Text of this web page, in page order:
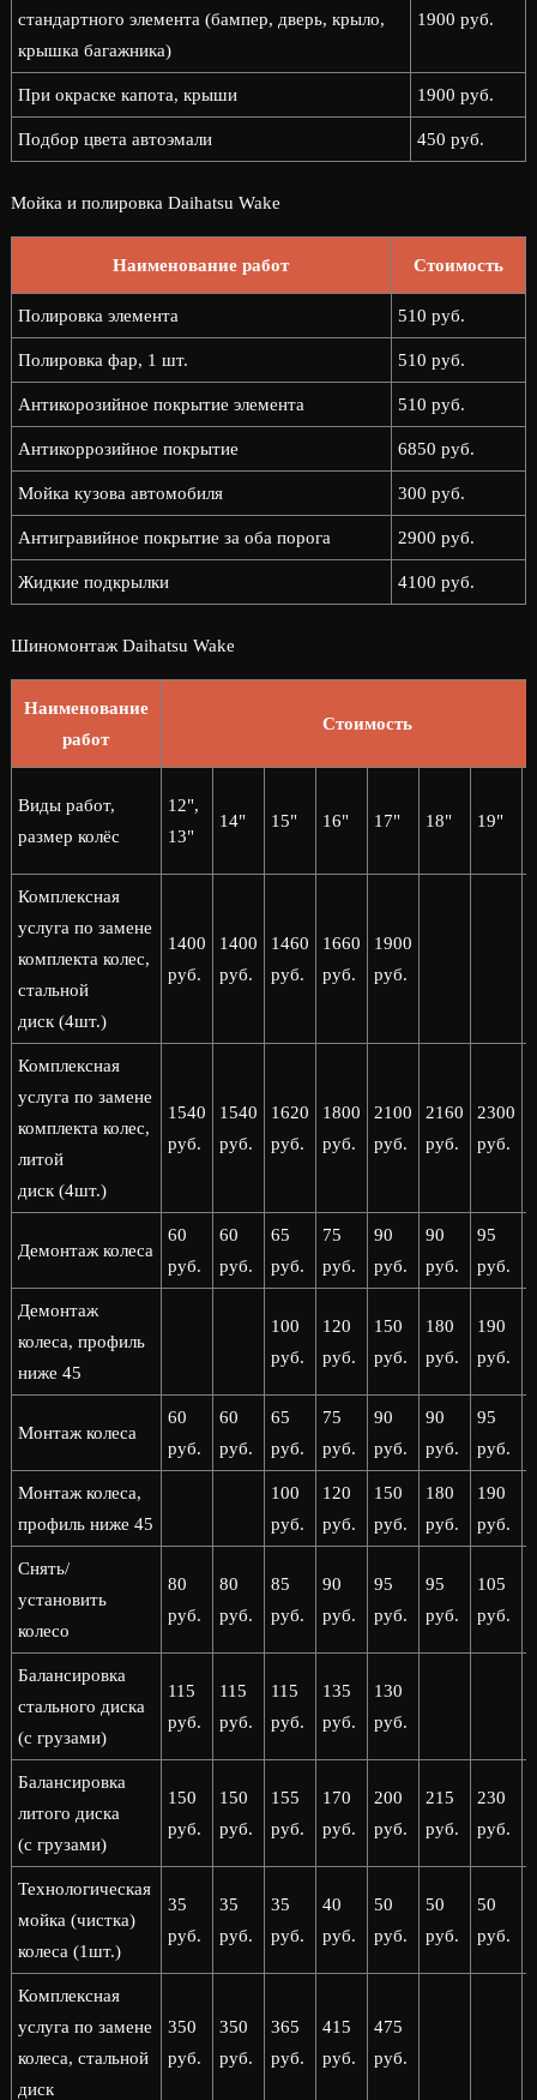
стандартного элемента (бампер, дверь, крыло,
крышка багажника)
1900 руб.
При окраске капота, крыши 1900 руб.
Подбор цвета автоэмали 450 руб.
Мойка и полировка Daihatsu Wake
Наименование работ Стоимость
Полировка элемента 510 руб.
Полировка фар, 1 шт. 510 руб.
Антикорозийное покрытие элемента 510 руб.
Антикоррозийное покрытие 6850 руб.
Мойка кузова автомобиля 300 руб.
Антигравийное покрытие за оба порога 2900 руб.
Жидкие подкрылки 4100 руб.
Шиномонтаж Daihatsu Wake
Наименование
работ
Стоимость
Виды работ,
размер колёс
12",
13"
14" 15" 16" 17" 18" 19"
Комплексная
услуга по замене
комплекта колес,
стальной
диск (4шт.)
1400
руб.
1400
руб.
1460
руб.
1660
руб.
1900
руб.
Комплексная
услуга по замене
комплекта колес,
литой
диск (4шт.)
1540
руб.
1540
руб.
1620
руб.
1800
руб.
2100
руб.
2160
руб.
2300
руб.
Демонтаж колеса
60
руб.
60
руб.
65
руб.
75
руб.
90
руб.
90
руб.
95
руб.
Демонтаж
колеса, профиль
ниже 45
100
руб.
120
руб.
150
руб.
180
руб.
190
руб.
Монтаж колеса
60
руб.
60
руб.
65
руб.
75
руб.
90
руб.
90
руб.
95
руб.
Монтаж колеса,
профиль ниже 45
100
руб.
120
руб.
150
руб.
180
руб.
190
руб.
Снять/
установить
колесо
80
руб.
80
руб.
85
руб.
90
руб.
95
руб.
95
руб.
105
руб.
Балансировка
стального диска
(с грузами)
115
руб.
115
руб.
115
руб.
135
руб.
130
руб.
Балансировка
литого диска
(с грузами)
150
руб.
150
руб.
155
руб.
170
руб.
200
руб.
215
руб.
230
руб.
Технологическая
мойка (чистка)
колеса (1шт.)
35
руб.
35
руб.
35
руб.
40
руб.
50
руб.
50
руб.
50
руб.
Комплексная
услуга по замене
колеса, стальной
диск
350
руб.
350
руб.
365
руб.
415
руб.
475
руб.